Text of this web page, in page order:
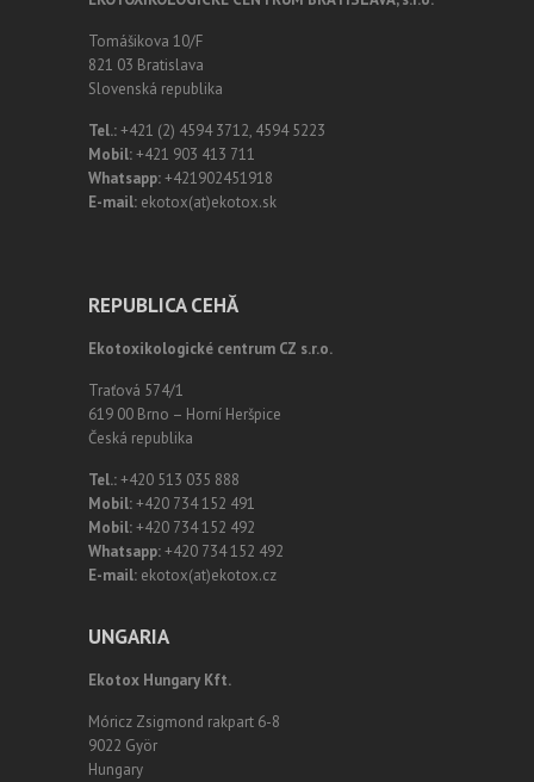
Tomášikova 10/F
821 03 Bratislava
Slovenská republika
Tel.:+421 (2) 4594 3712, 4594 5223
Mobil:+421 903 413 711
Whatsapp:+421902451918
E-mail: ekotox(at)ekotox.sk
REPUBLICA CEHĂ
Ekotoxikologické centrum CZ s.r.o.
Traťová 574/1
619 00 Brno – Horní Heršpice
Česká republika
Tel.:+420 513 035 888
Mobil:+420 734 152 491
Mobil:+420 734 152 492
Whatsapp:+420 734 152 492
E-mail: ekotox(at)ekotox.cz
UNGARIA
Ekotox Hungary Kft.
Móricz Zsigmond rakpart 6-8
9022 Györ
Hungary